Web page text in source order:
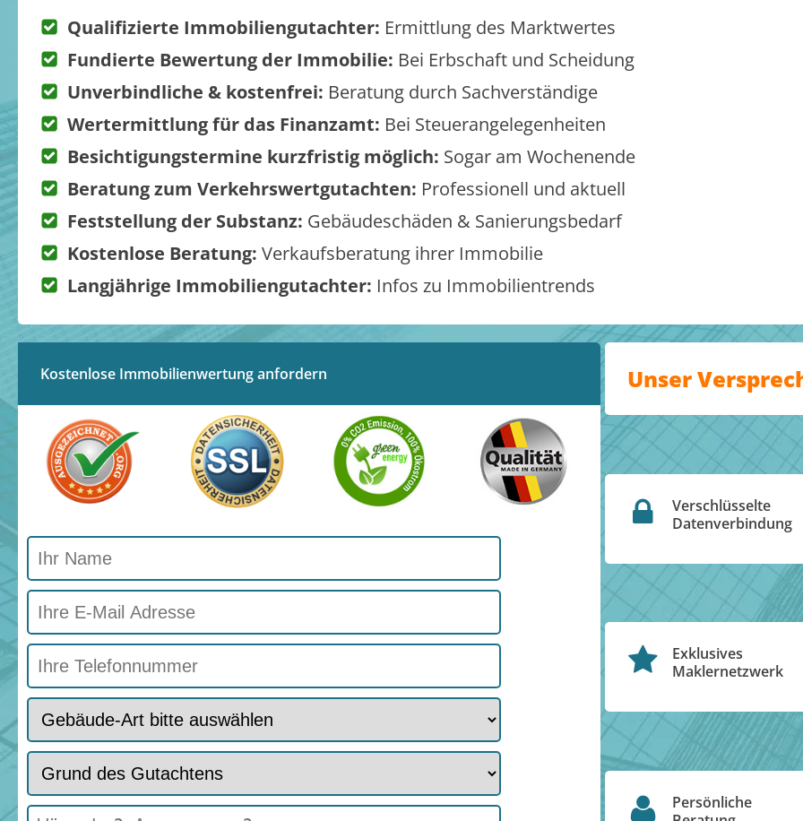
Qualifizierte Immobiliengutachter: Ermittlung des Marktwertes
Fundierte Bewertung der Immobilie: Bei Erbschaft und Scheidung
Unverbindliche & kostenfrei: Beratung durch Sachverständige
Wertermittlung für das Finanzamt: Bei Steuerangelegenheiten
Besichtigungstermine kurzfristig möglich: Sogar am Wochenende
Beratung zum Verkehrswertgutachten: Professionell und aktuell
Feststellung der Substanz: Gebäudeschäden & Sanierungsbedarf
Kostenlose Beratung: Verkaufsberatung ihrer Immobilie
Langjährige Immobiliengutachter: Infos zu Immobilientrends
Kostenlose Immobilienwertung anfordern Unser
Verschlüsselte
Datenverbindung
Exklusives
Maklernetzwerk
Persönliche